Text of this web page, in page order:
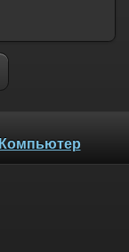
Компьютер